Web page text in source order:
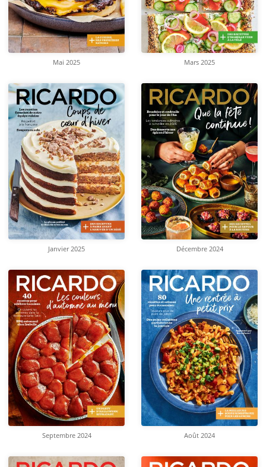
Mai 2025 Mars 2025
Janvier 2025 Décembre 2024
Septembre 2024 Août 2024